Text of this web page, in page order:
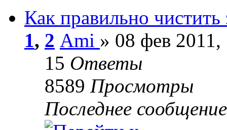
Как правильно чистить
1, 2 Ami » 08 фев 2011,
15 Ответы
8589 Просмотры
Последнее